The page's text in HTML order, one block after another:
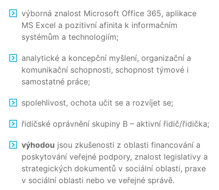
výborná znalost Microsoft Office 365, aplikace
MS Excel a pozitivní afinita k informačním
systémům a technologiím;
analytické a koncepční myšlení, organizační a
komunikační schopnosti, schopnost týmové i
samostatné práce;
spolehlivost, ochota učit se a rozvíjet se;
řidičské oprávnění skupiny B – aktivní řidič/řidička;
výhodou jsou zkušenosti z oblasti financování a
poskytování veřejné podpory, znalost legislativy a
strategických dokumentů v sociální oblasti, praxe
v sociální oblasti nebo ve veřejné správě.